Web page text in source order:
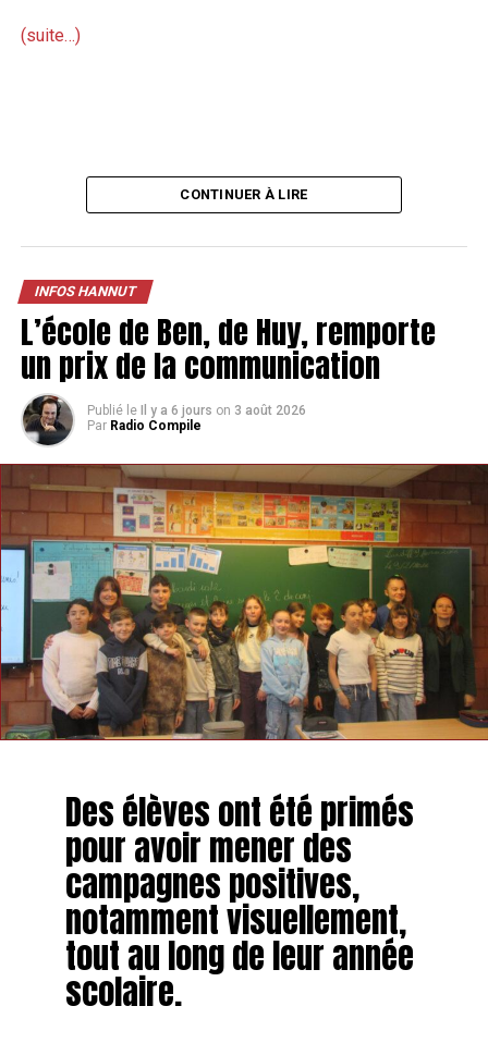
(suite…)
CONTINUER À LIRE
INFOS HANNUT
L’école de Ben, de Huy, remporte
un prix de la communication
Publié le Il y a 6 jours on 3 août 2026
Par Radio Compile
Des élèves ont été primés
pour avoir mener des
campagnes positives,
notamment visuellement,
tout au long de leur année
scolaire.